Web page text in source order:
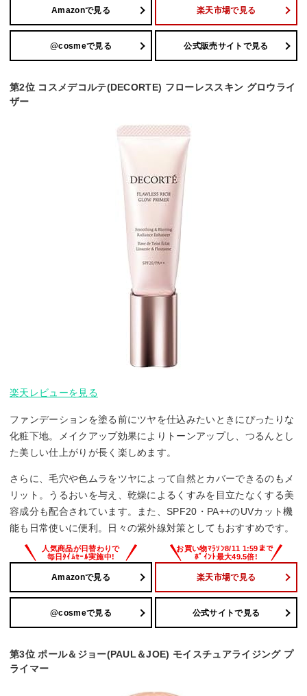
Amazonで見る 楽天市場で見る
@cosmeで見る 公式販売サイトで見る
第2位 コスメデコルテ(DECORTE) フローレススキン グロウライ
ザー
楽天レビューを見る
ファンデーションを塗る前にツヤを仕込みたいときにぴったりな
化粧下地。メイクアップ効果によりトーンアップし、つるんとし
た美しい仕上がりが長く楽しめます。
さらに、毛穴や色ムラをツヤによって自然とカバーできるのもメ
リット。うるおいを与え、乾燥によるくすみを目立たなくする美
容成分も配合されています。また、SPF20・PA++のUVカット機
能も日常使いに便利。日々の紫外線対策としてもおすすめです。
Amazonで見る 楽天市場で見る
@cosmeで見る 公式サイトで見る
第3位 ポール＆ジョー(PAUL＆JOE) モイスチュアライジング プ
ライマー